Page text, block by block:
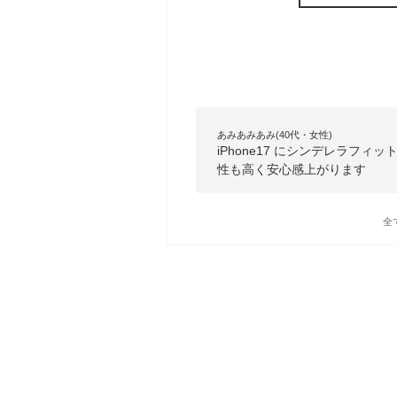
あみあみあみ(40代・女性)
iPhone17 にシンデレラフィッ
性も高く安心感上がります
全